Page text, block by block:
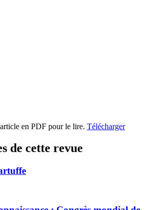
en PDF pour le lire. Télécharger
de cette revue